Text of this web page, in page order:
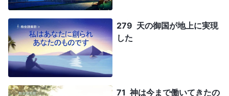
279 天の御国が地上に実現
した
71 神は今まで働いてきたの